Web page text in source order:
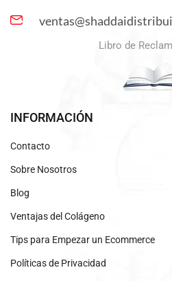
Libro de
INFORMACIÓN
Contacto
Sobre Nosotros
Blog
Ventajas del Colágeno
Tips para Empezar un Ecommerce
Políticas de Privacidad